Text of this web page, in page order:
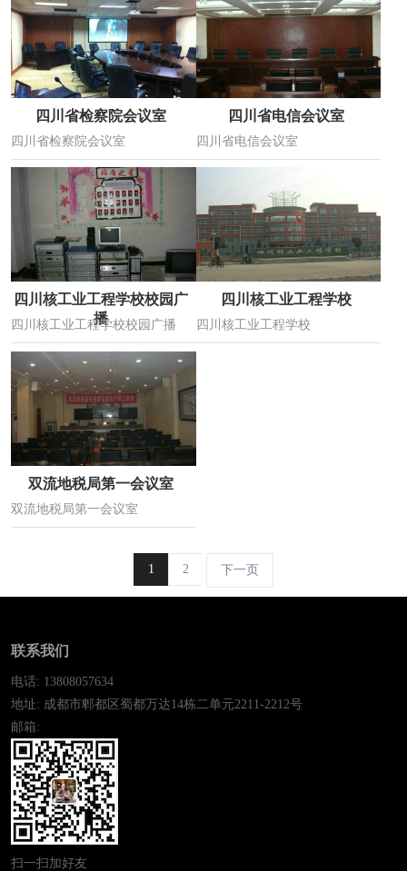
四川省检察院会议室
四川省检察院会议室
四川省电信会议室
四川省电信会议室
四川核工业工程学校校园广
播
四川核工业工程学校校园广播
四川核工业工程学校
四川核工业工程学校
双流地税局第一会议室
双流地税局第一会议室
1 2 下一页
联系我们
电话: 13808057634
地址: 成都市郫都区蜀都万达14栋二单元2211-2212号
邮箱:
扫一扫加好友